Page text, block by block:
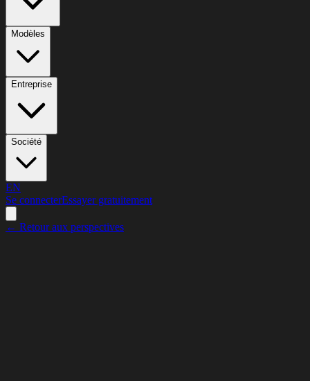
Modèles
Entreprise
Société
EN
Se connecterEssayer gratuitement
← Retour aux perspectives